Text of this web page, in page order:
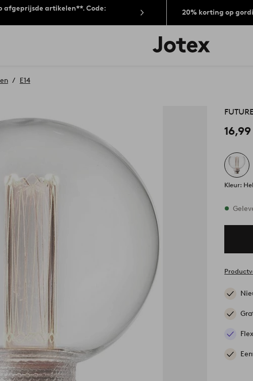
afgeprijsde artikelen**. Code:
20% korting op
Jotex
logo
E14
16,99
Kleur:
Op